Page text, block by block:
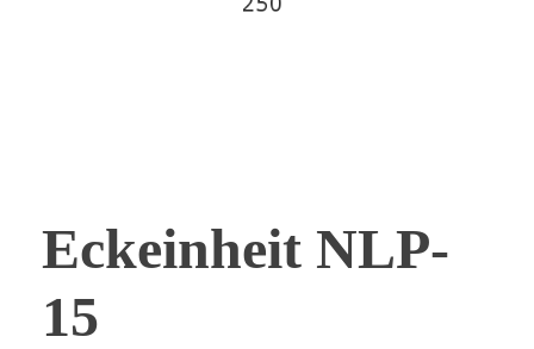
Eckeinheit NLP-
15